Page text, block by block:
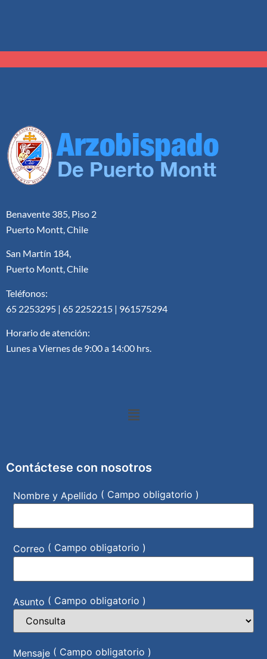
Benavente 385, Piso 2
Puerto Montt, Chile
San Martín 184,
Puerto Montt, Chile
Teléfonos:
65 2253295 | 65 2252215 | 961575294
Horario de atención:
Lunes a Viernes de 9:00 a 14:00 hrs.
Contáctese con nosotros
Nombre y Apellido ( Campo obligatorio )
Correo ( Campo obligatorio )
Asunto ( Campo obligatorio )
Mensaje ( Campo obligatorio )